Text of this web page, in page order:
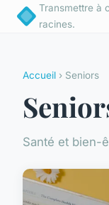
Transmettre à
racines.
Accueil › Seniors
Santé et bien-